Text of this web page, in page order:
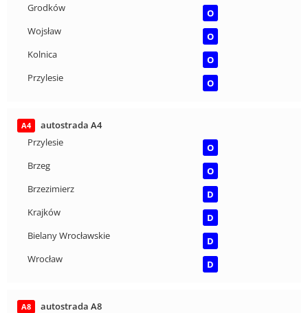
Grodków
O
Wojsław
O
Kolnica
O
Przylesie
O
A4
autostrada A4
Przylesie
O
Brzeg
O
Brzezimierz
D
Krajków
D
Bielany Wrocławskie
D
Wrocław
D
A8
autostrada A8